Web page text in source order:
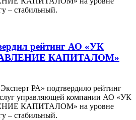
– стабильный.
рейтинг АО «УК
КАПИТАЛОМ»
РА» подтвердило рейтинг
управляющей компании АО «УК
КАПИТАЛОМ» на уровне
– стабильный.